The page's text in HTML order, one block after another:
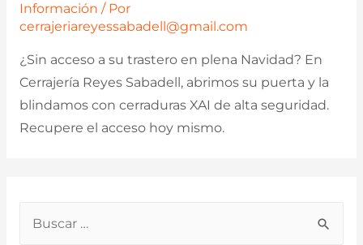
Información / Por
cerrajeriareyessabadell@gmail.com
¿Sin acceso a su trastero en plena Navidad? En
Cerrajería Reyes Sabadell, abrimos su puerta y la
blindamos con cerraduras XAI de alta seguridad.
Recupere el acceso hoy mismo.